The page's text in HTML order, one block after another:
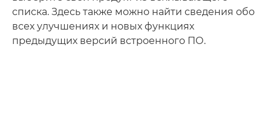
списка. Здесь также можно найти сведения обо
всех улучшениях и новых функциях
предыдущих версий встроенного ПО.